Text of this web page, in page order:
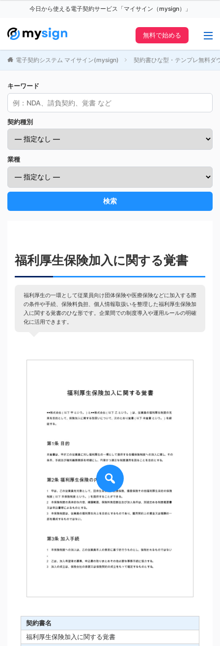
今日から使える電子契約サービス「マイサイン（mysign）」
無料で始める
電子契約システム マイサイン(mysign) 契約書ひな型・テンプレ無料ダ
キーワード
契約種別
業種
検索
福利厚生保険加入に関する覚書
福利厚生の一環として従業員向け団体保険や医療保険などに加入する際
の条件や手続、保険料負担、個人情報取扱いを整理した福利厚生保険加
入に関する覚書のひな形です。企業間での制度導入や運用ルールの明確
化に活用できます。
契約書名
福利厚生保険加入に関する覚書